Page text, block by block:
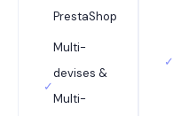
PrestaShop
✓
Multi-
devises &
Multi-
✓